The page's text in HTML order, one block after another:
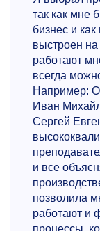
так как мне
бизнес и
выстроен
работают
всегда
Например:
Иван
Сергей
и все
позволила
работают и
процессы,